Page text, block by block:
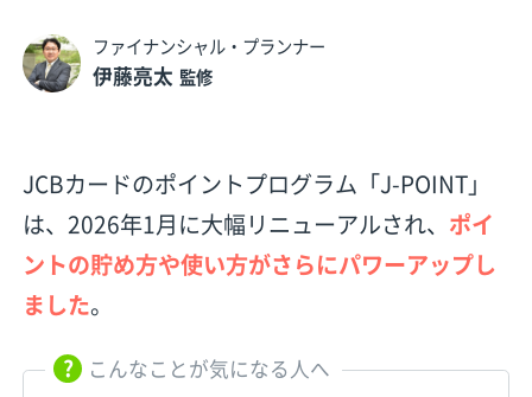
ファイナンシャル・プランナー
伊藤亮太 監修
JCBカードのポイントプログラム「J-POINT」
は、2026年1月に大幅リニューアルされ、 ポイ
ントの貯め方や使い方がさらにパワーアップし
ました。
こんなことが気になる人へ